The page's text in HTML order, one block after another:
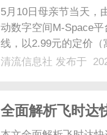
添新实践
5月10日母亲节当天，
动数字空间M-Space
线，以2.99元的定价（
表达再添新载体。这
清流信息社 发布于
全面解析飞时达